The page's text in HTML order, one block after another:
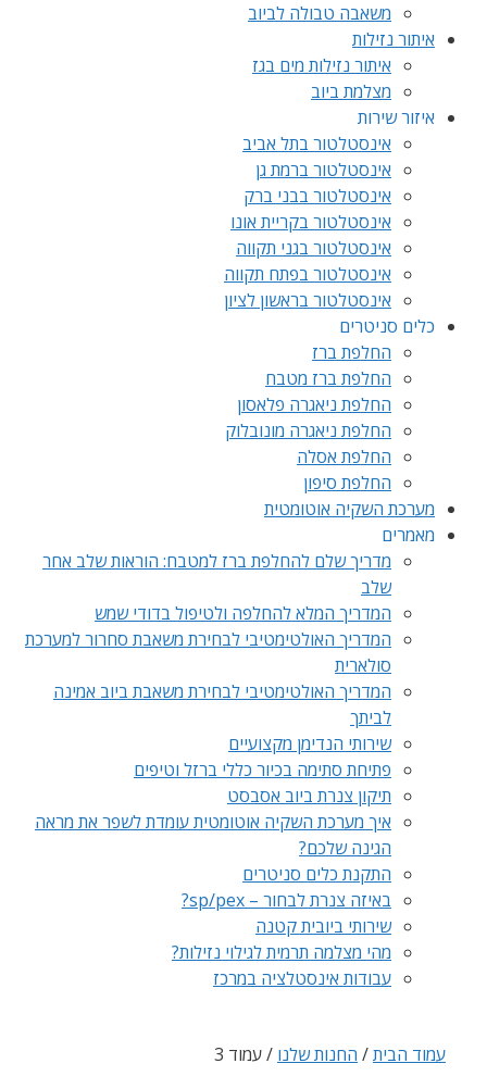
משאבה טבולה לביוב
איתור נזילות
איתור נזילות מים בגז
מצלמת ביוב
איזור שירות
אינסטלטור בתל אביב
אינסטלטור ברמת גן
אינסטלטור בבני ברק
אינסטלטור בקריית אונו
אינסטלטור בגני תקווה
אינסטלטור בפתח תקווה
אינסטלטור בראשון לציון
כלים סניטרים
החלפת ברז
החלפת ברז מטבח
החלפת ניאגרה פלאסון
החלפת ניאגרה מונובלוק
החלפת אסלה
החלפת סיפון
מערכת השקיה אוטומטית
מאמרים
מדריך שלם להחלפת ברז למטבח: הוראות שלב אחר
שלב
המדריך המלא להחלפה ולטיפול בדודי שמש
המדריך האולטימטיבי לבחירת משאבת סחרור למערכת
סולארית
המדריך האולטימטיבי לבחירת משאבת ביוב אמינה
לביתך
שירותי הנדימן מקצועיים
פתיחת סתימה בכיור כללי ברזל וטיפים
תיקון צנרת ביוב אסבסט
איך מערכת השקיה אוטומטית עומדת לשפר את מראה
הגינה שלכם?
התקנת כלים סניטרים
באיזה צנרת לבחור – sp/pex?
שירותי ביובית קטנה
מהי מצלמה תרמית לגילוי נזילות?
עבודות אינסטלציה במרכז
עמוד הבית/ החנות שלנו / עמוד 3